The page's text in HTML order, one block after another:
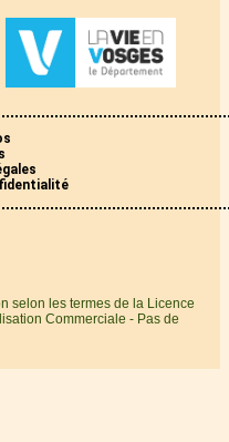
selon les termes de la Licence
Commerciale - Pas de